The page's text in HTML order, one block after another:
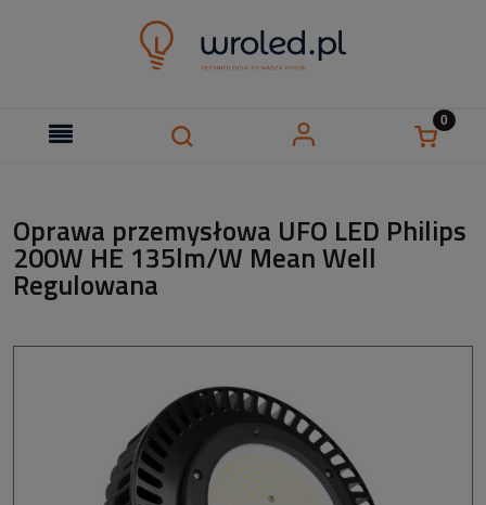
Oprawa przemysłowa UFO LED Philips
200W HE 135lm/W Mean Well
Regulowana